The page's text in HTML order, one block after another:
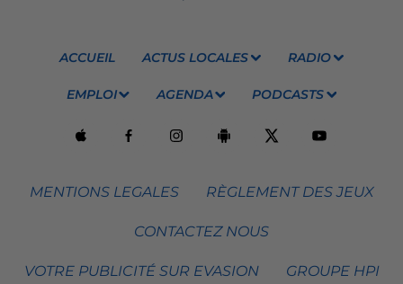
ACCUEIL ACTUS LOCALES RADIO
EMPLOI AGENDA PODCASTS
MENTIONS LEGALES RÈGLEMENT DES JEUX
CONTACTEZ NOUS
VOTRE PUBLICITÉ SUR EVASION GROUPE HPI